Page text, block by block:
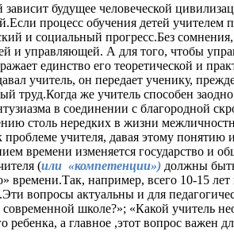
будущее человеческой
процесс обучения детей
и социальный прогресс.Без
и управляющей. А для того, чтобы
единство его теоретической и
учитель, он передает ученику,
же учитель способен
в соединении с благородной
столь нередких в жизни
учителя, давая этому понятию
времени изменяется государство и
(или «компетенции») должны
например, всего 10-15
вопросы актуальны и для
школе?»; «Какой учитель
а главное ,этот вопрос важен